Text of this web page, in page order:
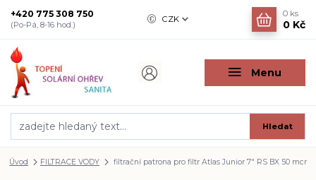
Menu
CZK
Hledat
+420 775 308 750
(Po-Pá, 8-16 hod.)
0 ks
0 Kč
Úvod FILTRACE VODY filtrační patrona pro filtr Atlas Junior 7" RS BX 50 mcr